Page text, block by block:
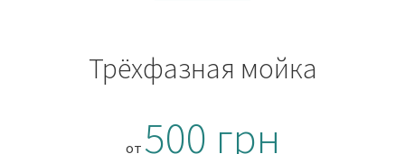
Трёхфазная мойка
от 500 грн